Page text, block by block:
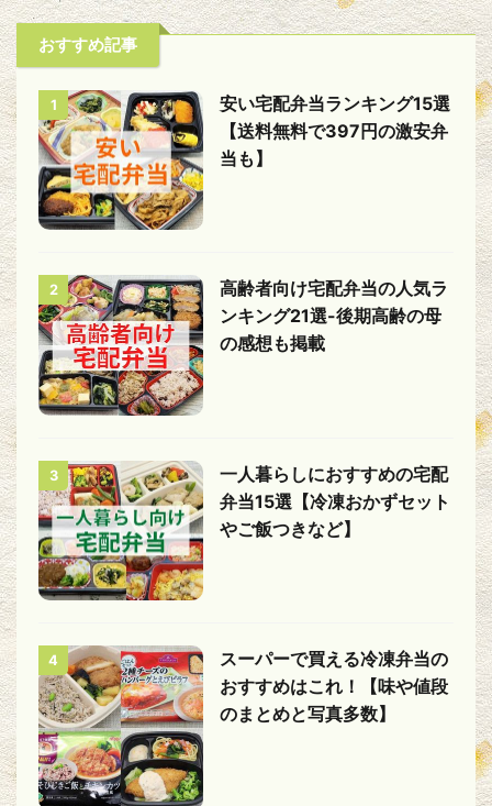
おすすめ記事
1
安い宅配弁当ランキング15選
【送料無料で397円の激安弁
当も】
2
高齢者向け宅配弁当の人気ラ
ンキング21選-後期高齢の母
の感想も掲載
3
一人暮らしにおすすめの宅配
弁当15選【冷凍おかずセット
やご飯つきなど】
4
スーパーで買える冷凍弁当の
おすすめはこれ！【味や値段
のまとめと写真多数】